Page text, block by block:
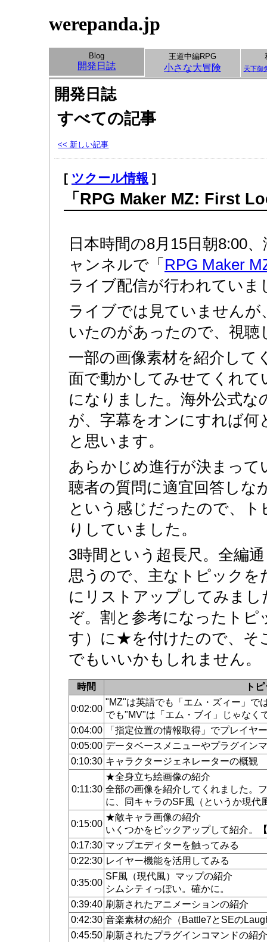
werepanda.jp
Blog
開発日誌
王道中編RPG
小さな大冒険 天下御
開発日誌
すべての記事
<< 新しい記事
[ ツクール情報 ]
「RPG Maker MZ: First
日本時間の8月15日朝8:00
ャンネルで「 RPG Maker
ライブ配信が行われていま
ライブでは見ていません
いたのがあったので、視聴
一部の画像素材を紹介して
面で動かしてみせてくれて
になりました。海外公式な
が、字幕をオンにすれば何
と思います。
あらかじめ進行が決まっ
聴者の質問に適宜回答しな
という感じだったので、
りしていました。
3時間という超長尺。全編
思うので、主なトピック
にリストアップしてみま
ぞ。割と参考になったト
す）に★を付けたので、そ
でもいいかもしれません。
時間 ト
0:02:00
"MZ"は英語でも「エム・ズィー」で
でも"MV"は「エム・ブイ」じゃな
0:04:00
「指定位置の情報取得」でプレイヤ
0:05:00 データベースメニューやプラグイン
0:10:30 キャラクタージェネレーターの概観
0:11:30
★全身立ち絵画像の紹介
全部の画像を紹介してくれました。
に、同キャラのSF風（というか現代
0:15:00
★敵キャラ画像の紹介
いくつかをピックアップして紹介。
0:17:30 マップエディターを触ってみる
0:22:30 レイヤー機能を活用してみる
0:35:00
SF風（現代風）マップの紹介
シムシティっぽい。確かに。
0:39:40 刷新されたアニメーションの紹介
0:42:30 音楽素材の紹介（Battle7とSEの
0:45:50 刷新されたプラグインコマンドの紹